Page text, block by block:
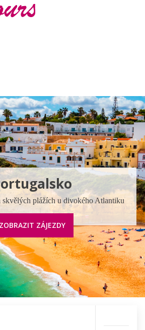
minute
skvělých plážích u divokého Atlantiku
ZOBRAZIT ZÁJEZDY